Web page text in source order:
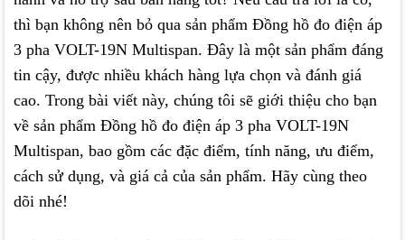
thì bạn không nên bỏ qua sản phẩm Đồng hồ đo điện áp
3 pha VOLT-19N Multispan. Đây là một sản phẩm đáng
tin cậy, được nhiều khách hàng lựa chọn và đánh giá
cao. Trong bài viết này, chúng tôi sẽ giới thiệu cho bạn
về sản phẩm Đồng hồ đo điện áp 3 pha VOLT-19N
Multispan, bao gồm các đặc điểm, tính năng, ưu điểm,
cách sử dụng, và giá cả của sản phẩm. Hãy cùng theo
dõi nhé!